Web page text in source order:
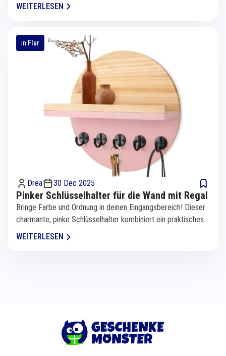
WEITERLESEN
in Flur
Drea 30 Dec 2025
Pinker Schlüsselhalter für die Wand mit Regal
Bringe Farbe und Ordnung in deinen Eingangsbereich! Dieser
charmante, pinke Schlüsselhalter kombiniert ein praktisches...
WEITERLESEN